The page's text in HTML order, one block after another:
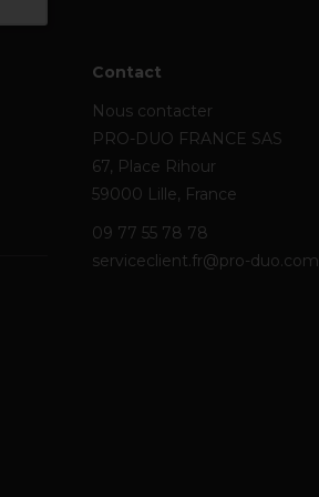
Contact
Nous contacter
PRO-DUO FRANCE SAS
67, Place Rihour
59000 Lille, France
09 77 55 78 78
serviceclient.fr@pro-duo.com